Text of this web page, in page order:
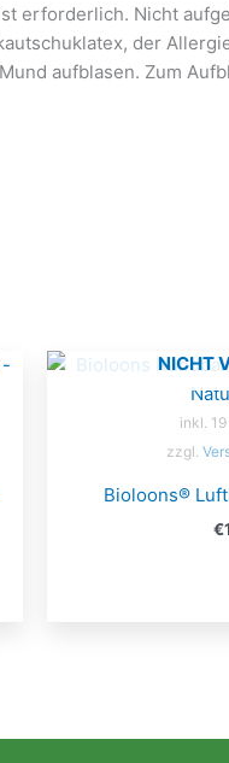
erforderlich. Nicht
der
aufblasen. Zum
NICHT
inkl.
zzgl.
Bioloons®
€